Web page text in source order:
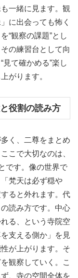
一緒に見ます。観
に出会っても怖く
“観察の課題”とし
の練習台として向
て確かめる”楽し
がります。
役割の読み方
く、二尊をまとめ
こで大切なのは、
です。像の世界で
梵天は必ず穏や
ると外れます。代
読み方です。中心
る、という寺院空
支える側か」を見
が上がります。そ
観察していく。こ
、寺の空間全体を